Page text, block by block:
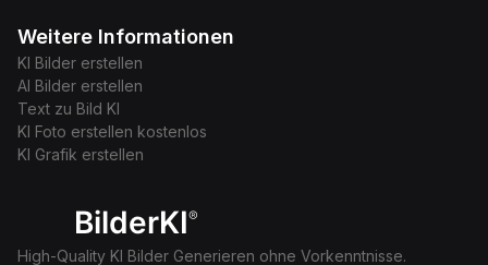
Weitere Informationen
KI Bilder erstellen
AI Bilder erstellen
Text zu Bild KI
KI Foto erstellen kostenlos
KI Grafik erstellen
BilderKI®
High-Quality KI Bilder Generieren ohne Vorkenntnisse.